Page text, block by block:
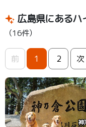
広島県にあるハ
（16件）
前 1 2 次
神